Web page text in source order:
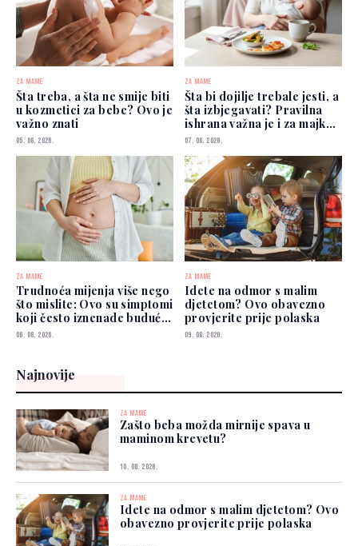
ZA MAME
Šta treba, a šta ne smije biti
u kozmetici za bebe? Ovo je
važno znati
05. 08. 2026.
ZA MAME
Šta bi dojilje trebale jesti, a
šta izbjegavati? Pravilna
ishrana važna je i za majku i
za bebu
07. 08. 2026.
ZA MAME
Trudnoća mijenja više nego
što mislite: Ovo su simptomi
koji često iznenade buduće
mame
06. 08. 2026.
ZA MAME
Idete na odmor s malim
djetetom? Ovo obavezno
provjerite prije polaska
09. 08. 2026.
Najnovije
ZA MAME
Zašto beba možda mirnije spava u
maminom krevetu?
10. 08. 2026.
ZA MAME
Idete na odmor s malim djetetom? Ovo
obavezno provjerite prije polaska